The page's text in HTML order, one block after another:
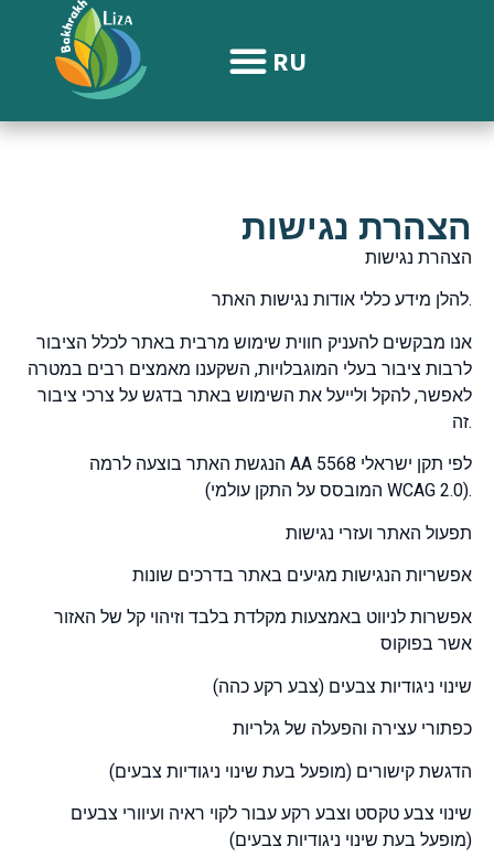
содержимому
RU
הצהרת נגישות
הצהרת נגישות
להלן מידע כללי אודות נגישות האתר.
אנו מבקשים להעניק חווית שימוש מרבית באתר לכלל הציבור
לרבות ציבור בעלי המוגבלויות, השקענו מאמצים רבים במטרה
לאפשר, להקל ולייעל את השימוש באתר בדגש על צרכי ציבור
זה.
הנגשת האתר בוצעה לרמה AA לפי תקן ישראלי 5568
(המובסס על התקן עולמי WCAG 2.0).
תפעול האתר ועזרי נגישות
אפשריות הנגישות מגיעים באתר בדרכים שונות
אפשרות לניווט באמצעות מקלדת בלבד וזיהוי קל של האזור
אשר בפוקוס
שינוי ניגודיות צבעים (צבע רקע כהה)
כפתורי עצירה והפעלה של גלריות
הדגשת קישורים (מופעל בעת שינוי ניגודיות צבעים)
שינוי צבע טקסט וצבע רקע עבור לקוי ראיה ועיוורי צבעים
(מופעל בעת שינוי ניגודיות צבעים)